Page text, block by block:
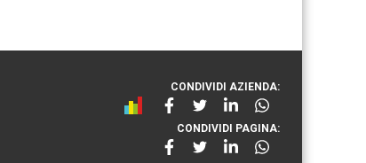
CONDIVIDI AZIENDA:
CONDIVIDI PAGINA: